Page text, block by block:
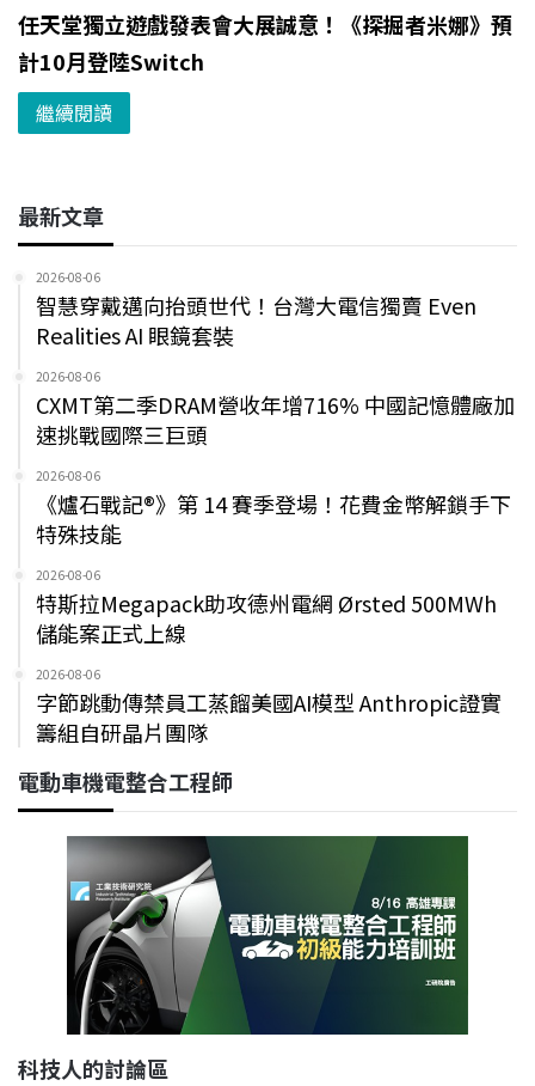
任天堂獨立遊戲發表會大展誠意！《探掘者米娜》預
計10月登陸Switch
繼續閱讀
最新文章
2026-08-06
智慧穿戴邁向抬頭世代！台灣大電信獨賣 Even
Realities AI 眼鏡套裝
2026-08-06
CXMT第二季DRAM營收年增716% 中國記憶體廠加
速挑戰國際三巨頭
2026-08-06
《爐石戰記®》第 14 賽季登場！花費金幣解鎖手下
特殊技能
2026-08-06
特斯拉Megapack助攻德州電網 Ørsted 500MWh
儲能案正式上線
2026-08-06
字節跳動傳禁員工蒸餾美國AI模型 Anthropic證實
籌組自研晶片團隊
電動車機電整合工程師
科技人的討論區